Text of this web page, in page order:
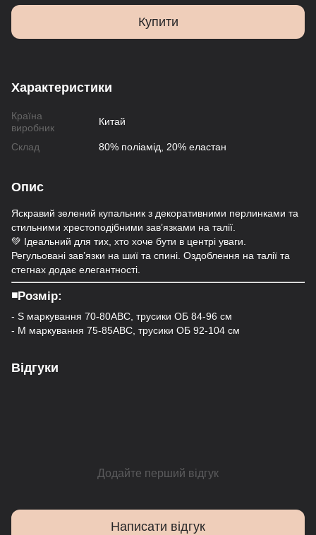
Купити
Характеристики
Країна
виробник
Китай
Склад 80% поліамід, 20% еластан
Опис
Яскравий зелений купальник з декоративними перлинками та
стильними хрестоподібними зав’язками на талії.
💚 Ідеальний для тих, хто хоче бути в центрі уваги.
Регульовані зав’язки на шиї та спині. Оздоблення на талії та
стегнах додає елегантності.
◾️Розмір:
- S маркування 70-80АВС, трусики ОБ 84-96 см
- M маркування 75-85АВС, трусики ОБ 92-104 см
Відгуки
Додайте перший відгук
Написати відгук